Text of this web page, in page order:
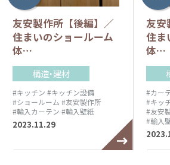
友安製作所【後編】／
住まいのショールーム
体…
構造・建材
#キッチン #キッチン設備
#ショールーム #友安製作所
#輸入カーテン #輸入壁紙
2023.11.29
友安
住ま
体…
#カー
#キッ
#友安
#輸入